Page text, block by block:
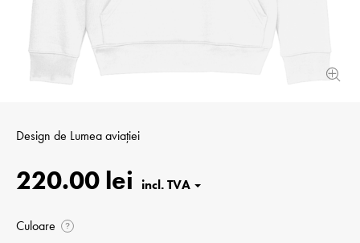
Design de Lumea aviației
220.00 lei
Culoare ?